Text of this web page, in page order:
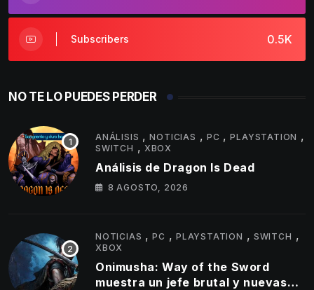
0.5K
Subscribers
NO TE LO PUEDES PERDER
ANÁLISIS ,NOTICIAS , PC ,PLAYSTATION ,
SWITCH , XBOX
Análisis de Dragon Is Dead
8 AGOSTO, 2026
NOTICIAS ,PC ,PLAYSTATION , SWITCH ,
XBOX
Onimusha: Way of the Sword
muestra un jefe brutal y nuevas